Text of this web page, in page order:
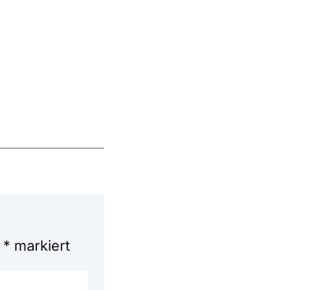
* markiert